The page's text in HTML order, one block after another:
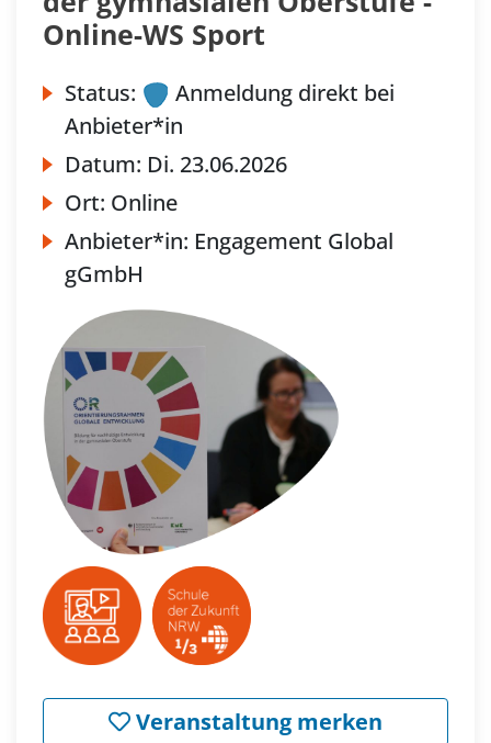
Online-WS Sport
Status:
Anmeldung direkt bei
Anbieter*in
Datum: Di. 23.06.2026
Ort: Online
Anbieter*in: Engagement Global
gGmbH
Veranstaltung merken